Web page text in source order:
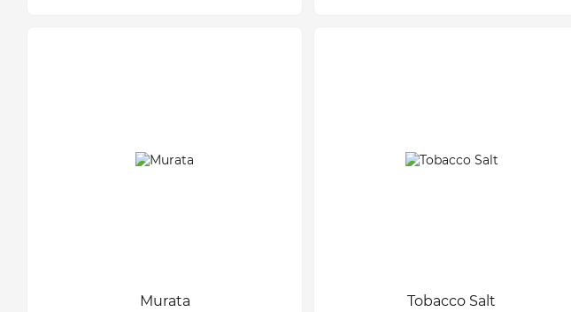
Murata Tobacco Salt